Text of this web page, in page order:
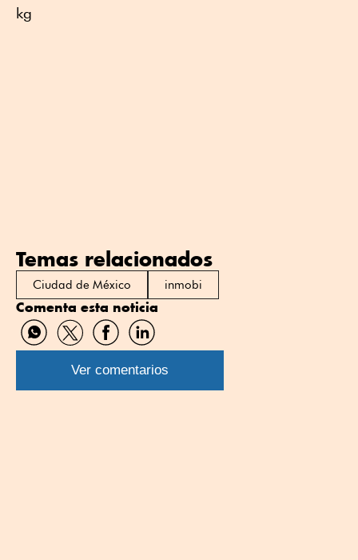
kg
Temas relacionados
Ciudad de México inmobi
Comenta esta noticia
Compartir
por
WhatsApp
Compartir
por
Twitter
Compartir
por
Facebook
Compartir
por
Linkedin
Ver comentarios